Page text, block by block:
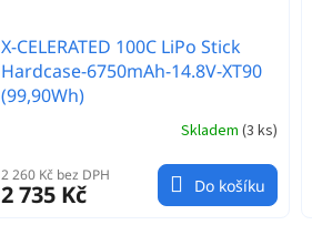
X-CELERATED 100C LiPo Stick
Hardcase-6750mAh-14.8V-XT90
(99,90Wh)
Skladem (3 ks)
2 260 Kč bez DPH
2 735 Kč Do košíku